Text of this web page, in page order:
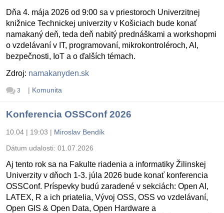
Dňa 4. mája 2026 od 9:00 sa v priestoroch Univerzitnej
knižnice Technickej univerzity v Košiciach bude konať
namakaný deň, teda deň nabitý prednáškami a workshopmi
o vzdelávaní v IT, programovaní, mikrokontroléroch, AI,
bezpečnosti, IoT a o ďalších témach.
Zdroj: namakanyden.sk
3 | Komunita
Konferencia OSSConf 2026
10.04 | 19:03 | Miroslav Bendík
Dátum udalosti: 01.07.2026
Aj tento rok sa na Fakulte riadenia a informatiky Žilinskej
Univerzity v dňoch 1-3. júla 2026 bude konať konferencia
OSSConf. Príspevky budú zaradené v sekciách: Open AI,
LATEX, R a ich priatelia, Vývoj OSS, OSS vo vzdelávaní,
Open GIS & Open Data, Open Hardware a